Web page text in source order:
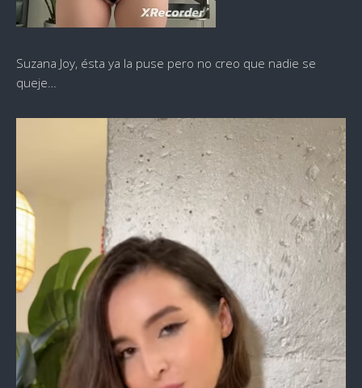
Suzana Joy, ésta ya la puse pero no creo que nadie se
queje…